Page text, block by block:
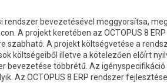
bevezetésével meggyorsítsa,
A projekt keretében az OCTOPUS 8
A projekt költségvetése a
költségeiből illetve a kötelezően előírt
bevezetése többrétű. Az
Az OCTOPUS 8 ERP rendszer